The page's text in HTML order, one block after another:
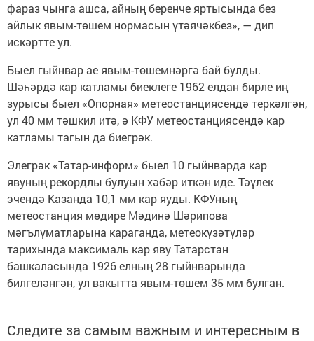
фараз чынга ашса, айның беренче яртысында без
айлык явым-төшем нормасын үтәячәкбез», — дип
искәртте ул.
Быел гыйнвар ае явым-төшемнәргә бай булды.
Шәһәрдә кар катламы биеклеге 1962 елдан бирле иң
зурысы быел «Опорная» метеостанциясендә теркәлгән,
ул 40 мм тәшкил итә, ә КФУ метеостанциясендә кар
катламы тагын да биегрәк.
Элегрәк «Татар-информ» быел 10 гыйнварда кар
явуның рекордлы булуын хәбәр иткән иде. Тәүлек
эчендә Казанда 10,1 мм кар яуды. КФУның
метеостанция мөдире Мәдинә Шәрипова
мәгълүматларына караганда, метеокүзәтүләр
тарихында максималь кар яву Татарстан
башкаласында 1926 елның 28 гыйнварында
билгеләнгән, ул вакытта явым-төшем 35 мм булган.
Следите за самым важным и интересным в